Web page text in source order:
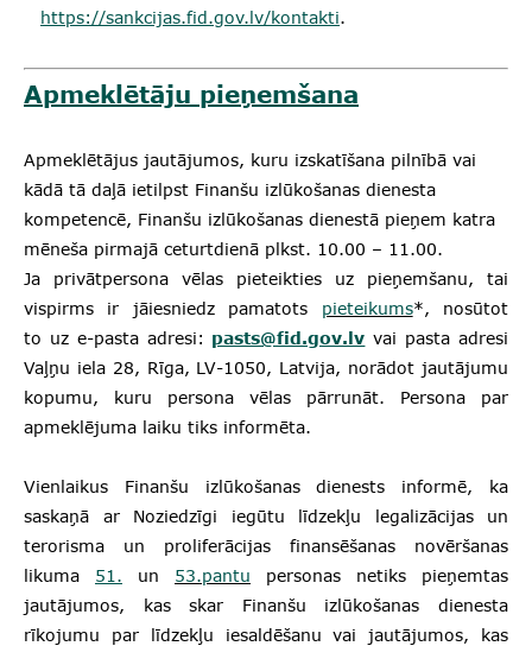
https://sankcijas.fid.gov.lv/kontakti.
Apmeklētāju pieņemšana
Apmeklētājus jautājumos, kuru izskatīšana pilnībā vai
kādā tā daļā ietilpst Finanšu izlūkošanas dienesta
kompetencē, Finanšu izlūkošanas dienestā pieņem katra
mēneša pirmajā ceturtdienā plkst. 10.00 – 11.00.
Ja privātpersona vēlas pieteikties uz pieņemšanu, tai
vispirms ir jāiesniedz pamatots pieteikums*, nosūtot
to uz e-pasta adresi: pasts@fid.gov.lv vai pasta adresi
Vaļņu iela 28, Rīga, LV-1050, Latvija, norādot jautājumu
kopumu, kuru persona vēlas pārrunāt. Persona par
apmeklējuma laiku tiks informēta.
Vienlaikus Finanšu izlūkošanas dienests informē, ka
saskaņā ar Noziedzīgi iegūtu līdzekļu legalizācijas un
terorisma un proliferācijas finansēšanas novēršanas
likuma 51. un 53.pantu personas netiks pieņemtas
jautājumos, kas skar Finanšu izlūkošanas dienesta
rīkojumu par līdzekļu iesaldēšanu vai jautājumos, kas